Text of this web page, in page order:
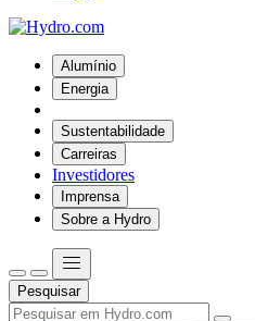
Alumínio
Energia
Sustentabilidade
Carreiras
Investidores
Imprensa
Sobre a Hydro
Pesquisar